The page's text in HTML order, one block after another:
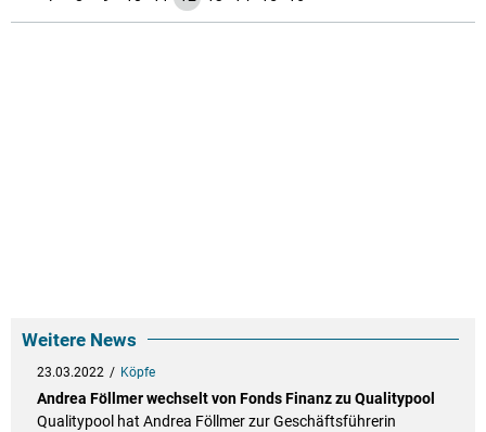
Weitere News
23.03.2022 Köpfe
Andrea Föllmer wechselt von Fonds Finanz zu Qualitypool
Qualitypool hat Andrea Föllmer zur Geschäftsführerin